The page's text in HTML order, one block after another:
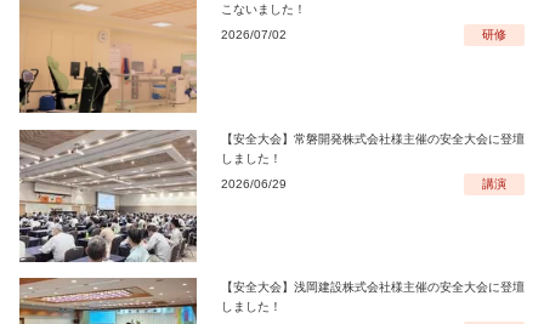
こないました！
2026/07/02
研修
【安全大会】常磐開発株式会社様主催の安全大会に登壇
しました！
2026/06/29
講演
【安全大会】浅岡建設株式会社様主催の安全大会に登壇
しました！